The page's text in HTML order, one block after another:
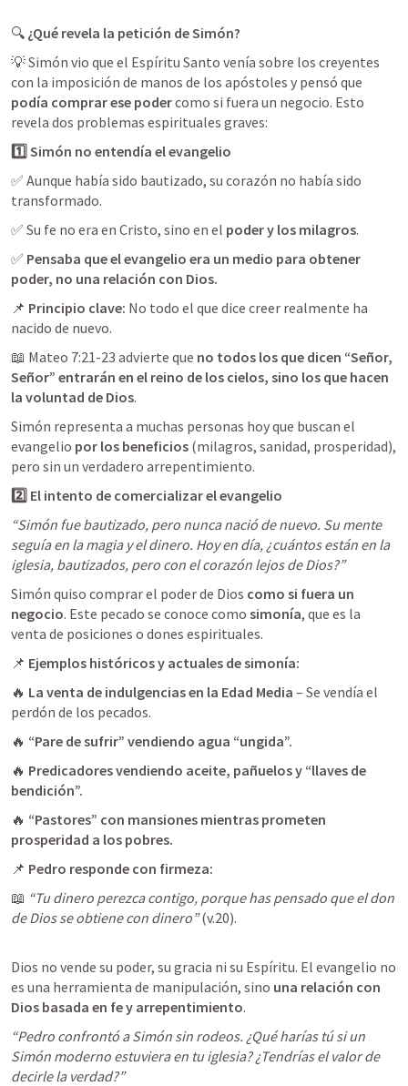
🔍 ¿Qué revela la petición de Simón?
💡 Simón vio que el Espíritu Santo venía sobre los creyentes
podía comprar ese poder como si fuera un negocio. Esto
revela dos problemas espirituales graves:
1️⃣ Simón no entendía el evangelio
✅ Aunque había sido bautizado, su corazón no había sido
transformado.
✅ Su fe no era en Cristo, sino en el poder y los milagros.
✅ Pensaba que el evangelio era un medio para obtener
poder, no una relación con Dios.
📌 Principio clave: No todo el que dice creer realmente ha
nacido de nuevo.
📖 Mateo 7:21-23 advierte que no todos los que dicen “Señor,
Señor” entrarán en el reino de los cielos, sino los que hacen
la voluntad de Dios.
Simón representa a muchas personas hoy que buscan el
evangelio por los beneficios (milagros, sanidad, prosperidad),
pero sin un verdadero arrepentimiento.
2️⃣ El intento de comercializar el evangelio
“Simón fue bautizado, pero nunca nació de nuevo. Su mente
seguía en la magia y el dinero. Hoy en día, ¿cuántos están en la
iglesia, bautizados, pero con el corazón lejos de Dios?”
Simón quiso comprar el poder de Dios como si fuera un
negocio. Este pecado se conoce como simonía, que es la
📌 Ejemplos históricos y actuales de simonía:
🔥 La venta de indulgencias en la Edad Media – Se vendía el
perdón de los pecados.
🔥 “Pare de sufrir” vendiendo agua “ungida”.
🔥 Predicadores vendiendo aceite, pañuelos y “llaves de
bendición”.
🔥 “Pastores” con mansiones mientras prometen
prosperidad a los pobres.
📌 Pedro responde con firmeza:
📖 “Tu dinero perezca contigo, porque has pensado que el don
de Dios se obtiene con dinero” (v.20).
Dios no vende su poder, su gracia ni su Espíritu. El evangelio no
es una herramienta de manipulación, sino una relación con
Dios basada en fe y arrepentimiento.
“Pedro confrontó a Simón sin rodeos. ¿Qué harías tú si un
Simón moderno estuviera en tu iglesia? ¿Tendrías el valor de
decirle la verdad?”